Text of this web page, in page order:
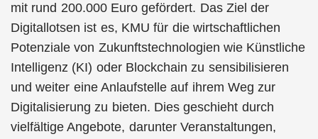
mit rund 200.000 Euro gefördert. Das Ziel der
Digitallotsen ist es, KMU für die wirtschaftlichen
Potenziale von Zukunftstechnologien wie Künstliche
Intelligenz (KI) oder Blockchain zu sensibilisieren
und weiter eine Anlaufstelle auf ihrem Weg zur
Digitalisierung zu bieten. Dies geschieht durch
vielfältige Angebote, darunter Veranstaltungen,